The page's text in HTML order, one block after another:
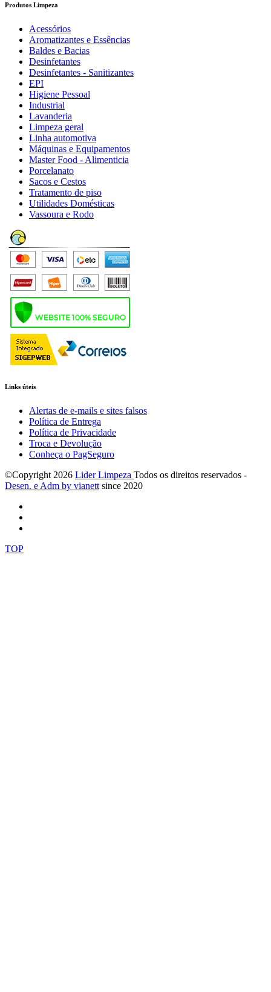
Produtos Limpeza
Acessórios
Aromatizantes e Essências
Baldes e Bacias
Desinfetantes
Desinfetantes - Sanitizantes
EPI
Higiene Pessoal
Industrial
Lavanderia
Limpeza geral
Linha automotiva
Máquinas e Equipamentos
Master Food - Alimenticia
Porcelanato
Sacos e Cestos
Tratamento de piso
Utilidades Domésticas
Vassoura e Rodo
Links úteis
Alertas de e-mails e sites falsos
Política de Entrega
Política de Privacidade
Troca e Devolução
Conheça o PagSeguro
©Copyright 2026 Lider Limpeza Todos os direitos reservados -
Desen. e Adm by vianett since 2020
TOP